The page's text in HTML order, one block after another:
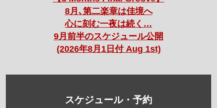
8月､第二楽章は佳境へ
心に刻む一夜は続く…
9月前半のスケジュール公開
(2026年8月1日付 Aug 1st)
スケジュール・予約